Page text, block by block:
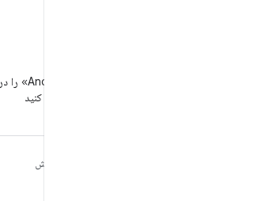
«توسعه‌دهندگان Android» را در
کاوش